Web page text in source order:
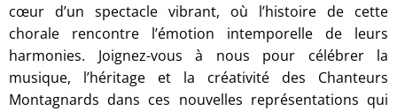
cœur d’un spectacle vibrant, où l’histoire de cette
chorale rencontre l’émotion intemporelle de leurs
harmonies. Joignez-vous à nous pour célébrer la
musique, l’héritage et la créativité des Chanteurs
Montagnards dans ces nouvelles représentations qui